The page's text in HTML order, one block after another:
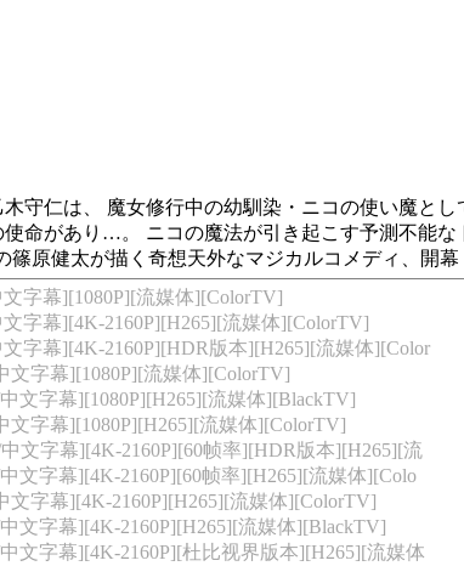
は、 魔女修行中の幼馴染・ニコの使い魔とし
命があり…。 ニコの魔法が引き起こす予測不能
原健太が描く奇想天外なマジカルコメディ、開幕
字幕][1080P][流媒体][ColorTV]
字幕][4K-2160P][H265][流媒体][ColorTV]
字幕][4K-2160P][HDR版本][H265][流媒体][Color
文字幕][1080P][流媒体][ColorTV]
文字幕][1080P][H265][流媒体][BlackTV]
字幕][1080P][H265][流媒体][ColorTV]
文字幕][4K-2160P][60帧率][HDR版本][H265][流
文字幕][4K-2160P][60帧率][H265][流媒体][Colo
字幕][4K-2160P][H265][流媒体][ColorTV]
文字幕][4K-2160P][H265][流媒体][BlackTV]
文字幕][4K-2160P][杜比视界版本][H265][流媒体